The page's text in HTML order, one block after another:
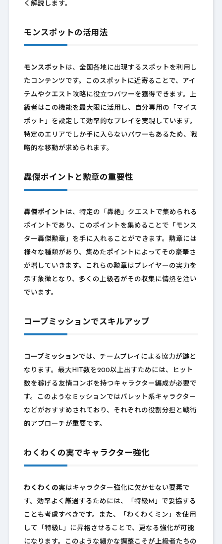
く解説します。
モンスポットの活用法
モンスポット は、全国各地に出現するスポットを利用し
たコンテンツです。このスポットに近寄ることで、アイ
テムやクエスト攻略に役立つパワーを獲得できます。上
級者はこの機能を最大限に活用し、自分専用の「マイス
ポット」を設定して効率的なプレイを実現しています。
特定のエリアでしか手に入らないパワーもあるため、戦
略的な移動が求められます。
轟傑ポイントと勲章の重要性
轟傑ポイント は、特定の「轟絶」クエストで集められる
ポイントであり、このポイントを集めることで「モンス
ター轟傑勲章」を手に入れることができます。勲章には
様々な種類があり、集めたポイントによってその豪華さ
が増していきます。これらの勲章はプレイヤーの実力を
示す象徴となり、多くの上級者がその収集に情熱を注い
でいます。
コープミッションでスキルアップ
コープミッションでは、チームプレイによる協力が鍵と
なります。最大HIT数を200以上出すためには、ヒット
数を稼げる友情コンボを持つキャラクター編成が必要で
す。このようなミッションではバレット系キャラクター
などがおすすめされており、それぞれの役割分担と戦術
的アプローチが重要です。
わくわくの実でキャラクター強化
わくわくの実はキャラクター強化に欠かせない要素で
す。効率よく厳選するためには、「特級M」で妥協する
ことも考慮すべきです。また、「わくわくミン」を使用
して「特級L」に昇格させることで、更なる強化が可能
になります。このような細かな調整こそが上級者たちの